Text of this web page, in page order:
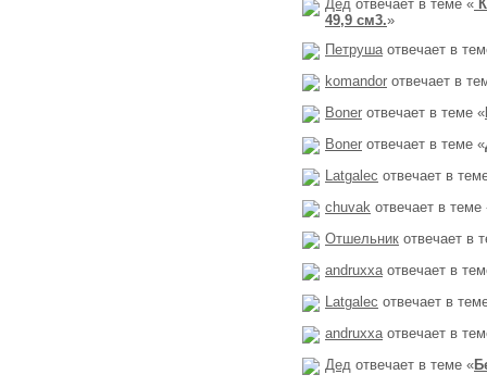
Дед отвечает в теме «
49,9 см3.»
Петрушаотвечает в
komandor отвечает в
Boner отвечает в теме «
Boner отвечает в теме «
Latgalec отвечает в
chuvak отвечает в теме
Отшельник отвечает в
andruxxaотвечает в
Latgalec отвечает в
andruxxaотвечает в
Дед отвечает в теме «